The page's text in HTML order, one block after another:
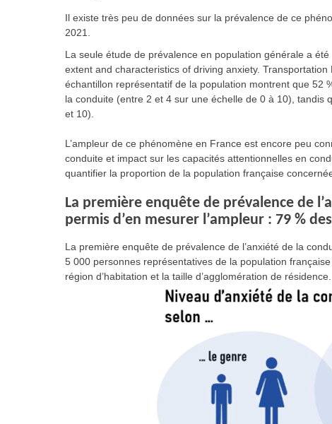
Il existe très peu de données sur la prévalence de ce
2021.
La seule étude de prévalence en population générale a
extent and characteristics of driving anxiety.
échantillon représentatif de la population montrent que 52
la conduite (entre 2 et 4 sur une échelle de 0 à 10),
et 10).
L’ampleur de ce phénomène en France est encore peu
conduite et impact sur les capacités attentionnelles en
quantifier la proportion de la population française
La première enquête de prévalence de
permis d’en mesurer l’ampleur : 79 %
La première enquête de prévalence de l’anxiété de la
5 000 personnes représentatives de la population
région d’habitation et la taille d’agglomération de résidence.